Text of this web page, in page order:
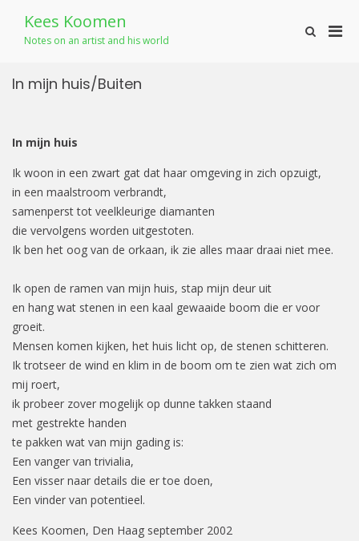
content
Kees Koomen
Notes on an artist and his world
Show
In mijn huis/Buiten
In mijn huis
Ik woon in een zwart gat dat haar omgeving in zich opzuigt,
in een maalstroom verbrandt,
samenperst tot veelkleurige diamanten
die vervolgens worden uitgestoten.
Ik ben het oog van de orkaan, ik zie alles maar draai niet mee.
Ik open de ramen van mijn huis, stap mijn deur uit
en hang wat stenen in een kaal gewaaide boom die er voor
groeit.
Mensen komen kijken, het huis licht op, de stenen schitteren.
Ik trotseer de wind en klim in de boom om te zien wat zich om
mij roert,
ik probeer zover mogelijk op dunne takken staand
met gestrekte handen
te pakken wat van mijn gading is:
Een vanger van trivialia,
Een visser naar details die er toe doen,
Een vinder van potentieel.
Kees Koomen, Den Haag september 2002